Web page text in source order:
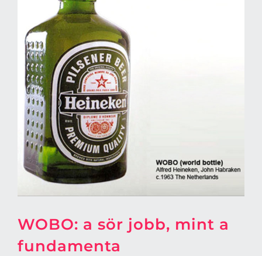
WOBO: a sör jobb, mint a
fundamenta